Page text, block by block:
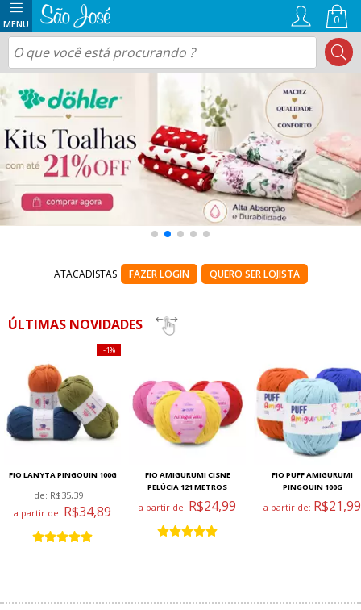
0
ATACADISTAS FAZER LOGIN QUERO SER LOJISTA
ÚLTIMAS NOVIDADES
FIO LANYTA PINGOUIN 100G
de: R$35,39
a partir de: R$34,89
1%
FIO AMIGURUMI CISNE
PELÚCIA 121 METROS
a partir de: R$24,99
FIO PUFF AMIGURUMI
PINGOUIN 100G
a partir de: R$21,99